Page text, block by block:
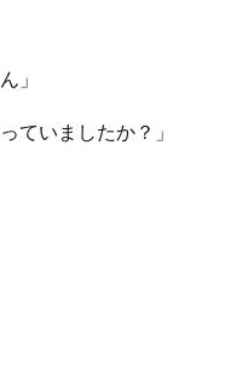
」
ていましたか？」